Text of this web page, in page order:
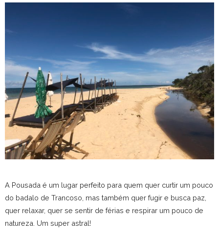
A Pousada é um lugar perfeito para quem quer curtir um pouco
do badalo de Trancoso, mas também quer fugir e busca paz,
quer relaxar, quer se sentir de férias e respirar um pouco de
natureza. Um super astral!